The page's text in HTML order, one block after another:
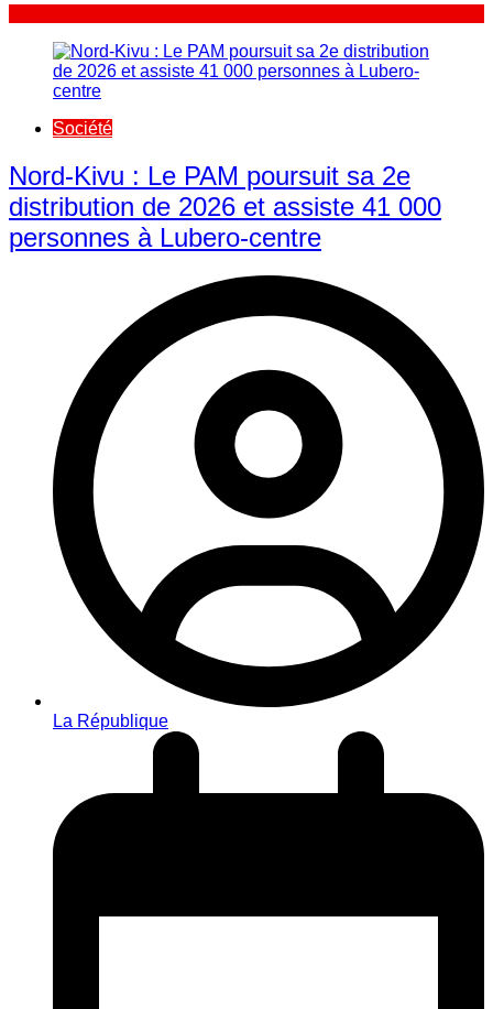
Société
Nord-Kivu : Le PAM poursuit sa 2e
distribution de 2026 et assiste 41 000
personnes à Lubero-centre
La République